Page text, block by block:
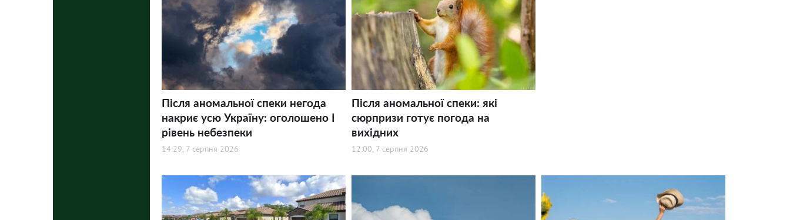
Після аномальної спеки негода
накриє усю Україну: оголошено І
рівень небезпеки
14:29, 7 серпня 2026
Після аномальної спеки: які
сюрпризи готує погода на
вихідних
12:00, 7 серпня 2026